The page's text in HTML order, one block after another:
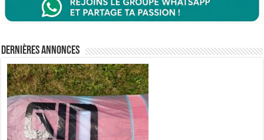
Dernières annonces